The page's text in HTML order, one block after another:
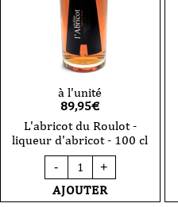
à l'unité
89,95€
L'abricot du Roulot -
liqueur d'abricot - 100 cl
-
quantité
de
L'abricot
du
+
AJOUTER